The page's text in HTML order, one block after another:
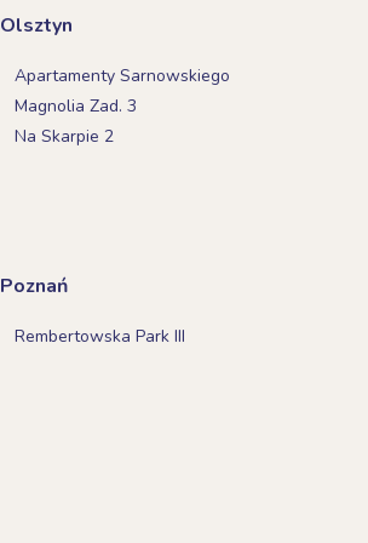
Olsztyn
Apartamenty Sarnowskiego
Magnolia Zad. 3
Na Skarpie 2
Poznań
Rembertowska Park III